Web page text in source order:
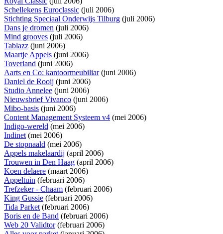
Schellekens Euroclassic (juli 2006)
Stichting Speciaal Onderwijs Tilburg (juli 2006)
Dans je dromen (juli 2006)
Mind grooves (juli 2006)
Tablazz (juni 2006)
Maartje Appels (juni 2006)
Toverland (juni 2006)
Aarts en Co: kantoormeubiliar(juni 2006)
Daniel de Rooij (juni 2006)
Studio Annelee (juni 2006)
Nieuwsbrief Vivanco (juni 2006)
Mibo-basis (juni 2006)
Content Management Systeem v4 (mei 2006)
Indigo-wereld (mei 2006)
Indinet(mei 2006)
De stopnaald (mei 2006)
Appels makelaardij (april 2006)
Trouwen in Den Haag (april 2006)
Koen delaere (maart 2006)
Appeltuin (februari 2006)
Trefzeker - Chaam (februari 2006)
King Gussie (februari 2006)
Tida Parket(februari 2006)
Boris en de Band (februari 2006)
Web 20 Validtor(februari 2006)